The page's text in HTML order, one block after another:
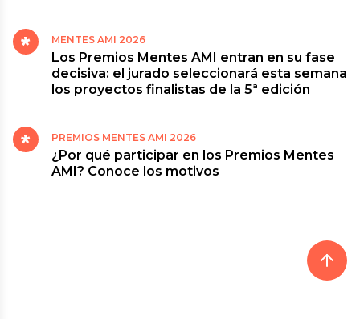
MENTES AMI 2026
Los Premios Mentes AMI entran en su fase
decisiva: el jurado seleccionará esta semana
los proyectos finalistas de la 5ª edición
PREMIOS MENTES AMI 2026
¿Por qué participar en los Premios Mentes
AMI? Conoce los motivos